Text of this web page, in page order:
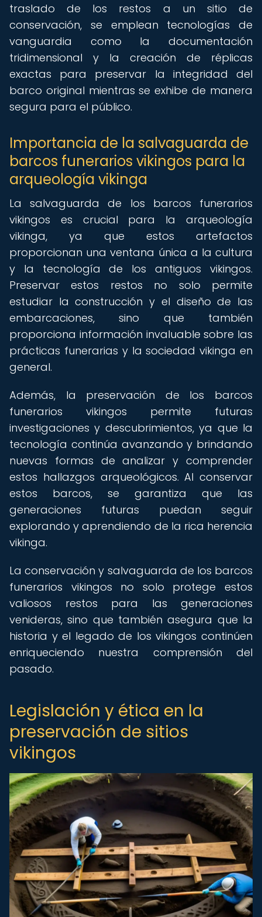
traslado de los restos a un sitio de
conservación, se emplean tecnologías de
vanguardia como la documentación
tridimensional y la creación de réplicas
exactas para preservar la integridad del
barco original mientras se exhibe de manera
segura para el público.
Importancia de la salvaguarda de
barcos funerarios vikingos para la
arqueología vikinga
La salvaguarda de los barcos funerarios
vikingos es crucial para la arqueología
vikinga, ya que estos artefactos
proporcionan una ventana única a la cultura
y la tecnología de los antiguos vikingos.
Preservar estos restos no solo permite
estudiar la construcción y el diseño de las
embarcaciones, sino que también
proporciona información invaluable sobre las
prácticas funerarias y la sociedad vikinga en
general.
Además, la preservación de los barcos
funerarios vikingos permite futuras
investigaciones y descubrimientos, ya que la
tecnología continúa avanzando y brindando
nuevas formas de analizar y comprender
estos hallazgos arqueológicos. Al conservar
estos barcos, se garantiza que las
generaciones futuras puedan seguir
explorando y aprendiendo de la rica herencia
vikinga.
La conservación y salvaguarda de los barcos
funerarios vikingos no solo protege estos
valiosos restos para las generaciones
venideras, sino que también asegura que la
historia y el legado de los vikingos continúen
enriqueciendo nuestra comprensión del
pasado.
Legislación y ética en la
preservación de sitios
vikingos